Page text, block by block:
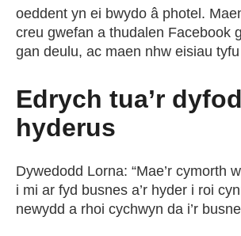
oeddent yn ei bwydo â photel.
creu gwefan a thudalen Facebook
gan deulu, ac maen nhw eisiau
Edrych tua’r
hyderus
Dywedodd Lorna: “Mae’r cymorth
i mi ar fyd busnes a’r hyder i roi
newydd a rhoi cychwyn da i’r